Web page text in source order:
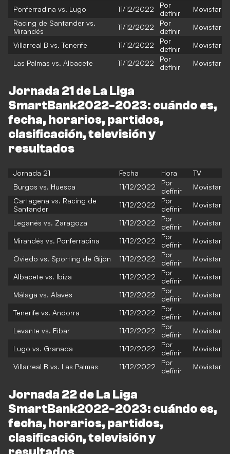
Ponferradina vs. Lugo 11/12/2022
Por
definir
Movistar
Racing de Santander vs.
Mirandés
11/12/2022
Por
definir
Movistar
Villarreal B vs. Tenerife 11/12/2022
Por
definir
Movistar
Las Palmas vs. Albacete 11/12/2022
Por
definir
Movistar
Jornada 21 de La Liga
SmartBank2022-2023: cuándo es,
fecha, horarios, partidos,
clasificación, televisión y
resultados
Jornada 21 Fecha Hora
TV
Burgos vs. Huesca
11/12/2022
Por
definir
Movistar
Cartagena vs. Racing de
Santander
11/12/2022
Por
definir
Movistar
Leganés vs. Zaragoza 11/12/2022
Por
definir
Movistar
Mirandés vs. Ponferradina 11/12/2022
Por
definir
Movistar
Oviedo vs. Sporting de Gijón 11/12/2022
Por
definir
Movistar
Albacete vs. Ibiza 11/12/2022
Por
definir
Movistar
Málaga vs. Alavés 11/12/2022
Por
definir
Movistar
Tenerife vs. Andorra 11/12/2022
Por
definir
Movistar
Levante vs. Eibar 11/12/2022
Por
definir
Movistar
Lugo vs. Granada 11/12/2022
Por
definir
Movistar
Villarreal B vs. Las Palmas 11/12/2022
Por
definir
Movistar
Jornada 22 de La Liga
SmartBank2022-2023: cuándo es,
fecha, horarios, partidos,
clasificación, televisión y